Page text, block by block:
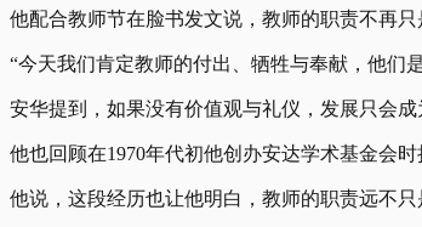
他配合教师节在脸书发文说，教师的职责不再
“今天我们肯定教师的付出、牺牲与奉献，他们
安华提到，如果没有价值观与礼仪，发展只会成
他也回顾在1970年代初他创办安达学术基金会
他说，这段经历也让他明白，教师的职责远不